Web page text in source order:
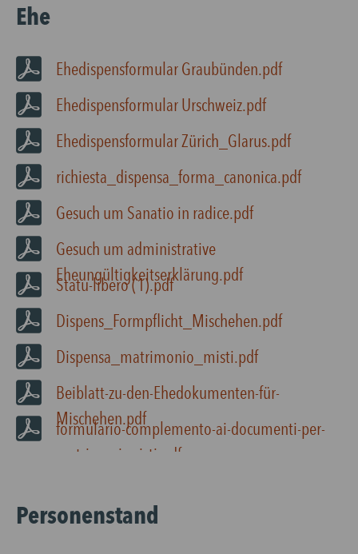
Ehe
Ehedispensformular Graubünden.pdf
Ehedispensformular Urschweiz.pdf
Ehedispensformular Zürich_Glarus.pdf
richiesta_dispensa_forma_canonica.pdf
Gesuch um Sanatio in radice.pdf
Gesuch um administrative
Eheungültigkeitserklärung.pdf
Statu-libero (1).pdf
Dispens_Formpflicht_Mischehen.pdf
Dispensa_matrimonio_misti.pdf
Beiblatt-zu-den-Ehedokumenten-für-
Mischehen.pdf
formulario-complemento-ai-documenti-per-
matrimoni-misti.pdf
Personenstand